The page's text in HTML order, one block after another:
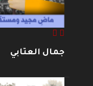
جمال العتابي